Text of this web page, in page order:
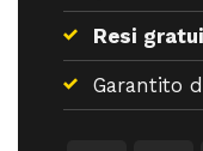
Resi
Garantito